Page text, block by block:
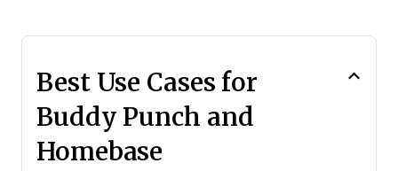
Best Use Cases for
Buddy Punch and
Homebase